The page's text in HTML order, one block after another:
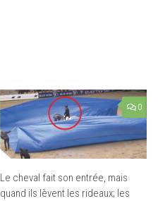
0
Le cheval fait son entrée, mais
quand ils lèvent les rideaux; les